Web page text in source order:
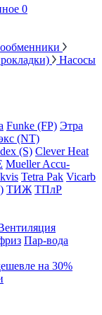
0
Насосы
Funke (FP) Этра
(NT)
(S) Clever Heat
Mueller Accu-
Tetra Pak Vicarb
ТИЖ ТПлР
Пар-вода
на 30%